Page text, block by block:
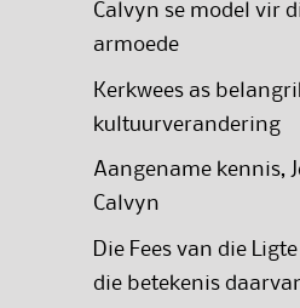
Calvyn se model vir
armoede
Kerkwees as
kultuurverandering
Aangename kennis,
Calvyn
Die Fees van die
die betekenis